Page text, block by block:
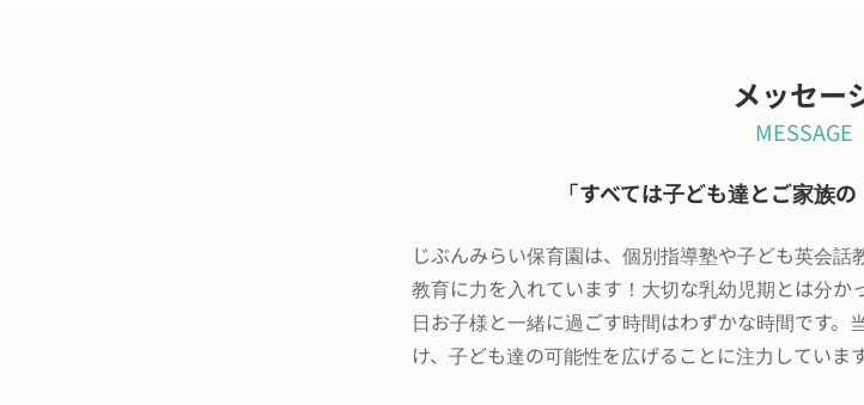
メッセー
MESSAGE
「すべては子ども達とご家族
じぶんみらい保育園は、個別指導塾や子ども英会
教育に力を入れています！大切な乳幼児期とは分か
日お子様と一緒に過ごす時間はわずかな時間です
け、子ども達の可能性を広げることに注力しています